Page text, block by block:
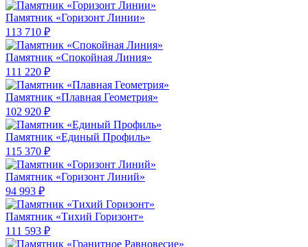
Памятник «Горизонт Линии»
113 710 ₽
Памятник «Спокойная Линия»
111 220 ₽
Памятник «Плавная Геометрия»
102 920 ₽
Памятник «Единый Профиль»
115 370 ₽
Памятник «Горизонт Линий»
94 993 ₽
Памятник «Тихий Горизонт»
111 593 ₽